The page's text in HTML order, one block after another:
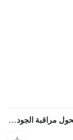
جهاز التحكم عن بُعد في التعليق Liebherr محول مراقبة الجودة لـ حفارة Liebherr R926 COMP / R926 K-LC / R946 NLC / A904C Li / A900C Li / A316 Li